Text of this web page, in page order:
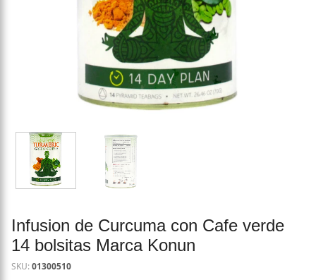
Infusion de Curcuma con Cafe verde
14 bolsitas Marca Konun
SKU:01300510